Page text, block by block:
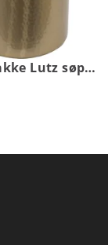
Halvor Bakke Lutz søppelbøtte